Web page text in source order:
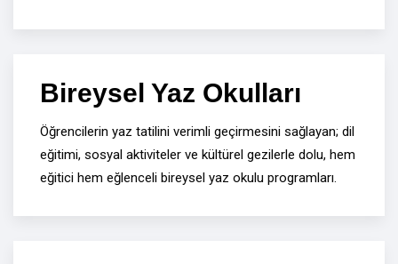
Bireysel Yaz Okulları
Öğrencilerin yaz tatilini verimli geçirmesini sağlayan; dil
eğitimi, sosyal aktiviteler ve kültürel gezilerle dolu, hem
eğitici hem eğlenceli bireysel yaz okulu programları.